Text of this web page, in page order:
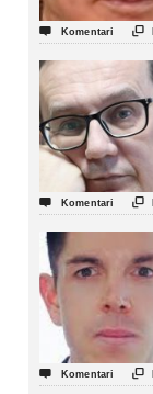
 Komentari 
 Komentari 
 Komentari 